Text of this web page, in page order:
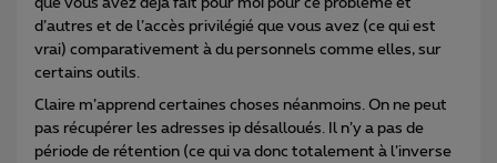
que vous avez déjà fait pour moi pour ce problème et
d’autres et de l’accès privilégié que vous avez (ce qui est
vrai) comparativement à du personnels comme elles, sur
certains outils.
Claire m’apprend certaines choses néanmoins. On ne peut
pas récupérer les adresses ip désalloués. Il n’y a pas de
période de rétention (ce qui va donc totalement à l’inverse